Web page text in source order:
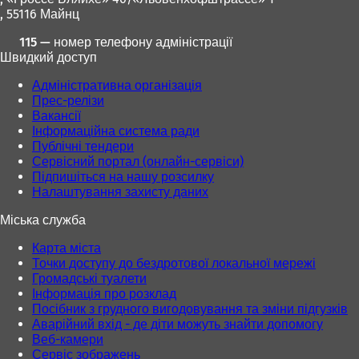
в
в
л
а
ц
і
)
, 55116 Майнц
115 — номер телефону адміністрації
Швидкий доступ
Адміністративна організація
Прес-релізи
Вакансії
Інформаційна система ради
Публічні тендери
Сервісний портал (онлайн-сервіси)
Підпишіться на нашу розсилку
Налаштування захисту даних
Міська служба
Карта міста
Точки доступу до бездротової локальної мережі
Громадські туалети
Інформація про розклад
Посібник з грудного вигодовування та зміни підгузків
Аварійний вхід - де діти можуть знайти допомогу
Веб-камери
Сервіс зображень